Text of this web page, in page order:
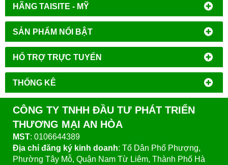
HÃNG TAISITE - MỸ
SẢN PHẨM NỔI BẬT
HỔ TRỢ TRỰC TUYẾN
THỐNG KÊ
CÔNG TY TNHH ĐẦU TƯ PHÁT TRIỂN
THƯƠNG MẠI AN HÒA
MST: 0106644389
Địa chỉ đăng ký kinh doanh: Tổ Dân Phố Phượng,
Phường Tây Mỗ, Quận Nam Từ Liêm, Thành Phố Hà